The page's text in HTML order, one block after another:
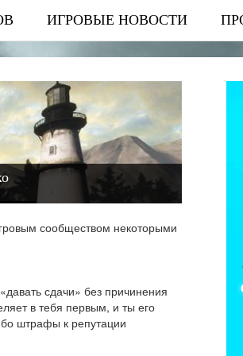
ИГРОВЫЕ НОВОСТИ
сообществом некоторыми
сдачи» без причинения
в тебя первым, и ты его
штрафы к репутации